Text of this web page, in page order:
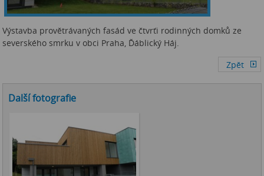
Výstavba provětrávaných fasád ve čtvrťi rodinných domků ze
severského smrku v obci Praha, Ďáblický Háj.
Další fotografie